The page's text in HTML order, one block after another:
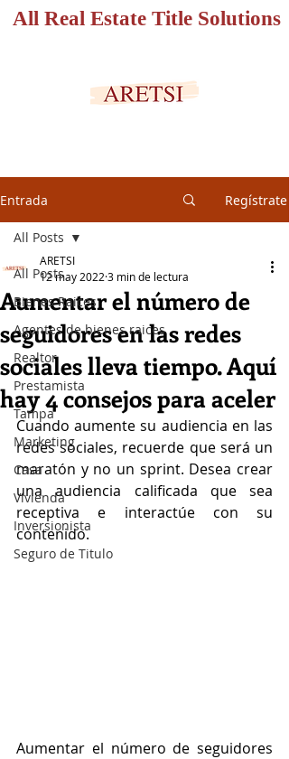
All Real Estate Title Solutions
Entrada Regístrate
All Posts
Bienes Raices
Agentes de bienes raices
Realtor
Prestamista
Tampa
Marketing
Casa
Vivienda
Inversionista
Seguro de Titulo
All Posts
Aumentar el número de
seguidores en las redes
sociales lleva tiempo. Aquí
hay 4 consejos para aceler
ARETSI
12 may 2022 3 min de lectura
Cuando aumente su audiencia en las
redes sociales, recuerde que será un
maratón y no un sprint. Desea crear
una audiencia calificada que sea
receptiva e interactúe con su
contenido.
Aumentar el número de seguidores